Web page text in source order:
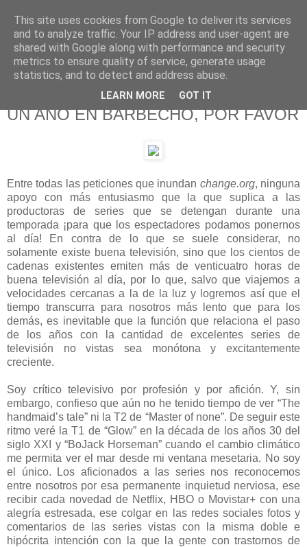
625 RANAS
LA TELEVISIÓN DESDE EL PUNTO DE VISTA BATRACIO
UN AÑO EN BARBECHO, POR FAVOR
Entre todas las peticiones que inundan change.org, ninguna
apoyo con más entusiasmo que la que suplica a las
productoras de series que se detengan durante una
temporada ¡para que los espectadores podamos ponernos
al día! En contra de lo que se suele considerar, no
solamente existe buena televisión, sino que los cientos de
cadenas existentes emiten más de venticuatro horas de
buena televisión al día, por lo que, salvo que viajemos a
velocidades cercanas a la de la luz y logremos así que el
tiempo transcurra para nosotros más lento que para los
demás, es inevitable que la función que relaciona el paso
de los años con la cantidad de excelentes series de
televisión no vistas sea monótona y excitantemente
creciente.
Soy crítico televisivo por profesión y por afición. Y, sin
embargo, confieso que aún no he tenido tiempo de ver “The
handmaid’s tale” ni la T2 de “Master of none”. De seguir este
ritmo veré la T1 de “Glow” en la década de los años 30 del
siglo XXI y “BoJack Horseman” cuando el cambio climático
me permita ver el mar desde mi ventana mesetaria. No soy
el único. Los aficionados a las series nos reconocemos
entre nosotros por esa permanente inquietud nerviosa, ese
recibir cada novedad de Netflix, HBO o Movistar+ con una
alegría estresada, ese colgar en las redes sociales fotos y
comentarios de las series vistas con la misma doble e
hipócrita intención con la que la gente con trastornos de
This site uses cookies from Google to deliver its services
and to analyze traffic. Your IP address and user-agent are
shared with Google along with performance and security
metrics to ensure quality of service, generate usage
statistics, and to detect and address abuse.
LEARN MORE GOT IT